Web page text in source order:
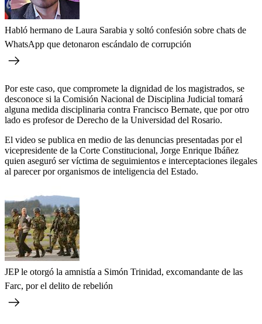
Habló hermano de Laura Sarabia y soltó confesión sobre chats de
WhatsApp que detonaron escándalo de corrupción
Por este caso, que compromete la dignidad de los magistrados, se
desconoce si la Comisión Nacional de Disciplina Judicial tomará
alguna medida disciplinaria contra Francisco Bernate, que por otro
lado es profesor de Derecho de la Universidad del Rosario.
El video se publica en medio de las denuncias presentadas por el
vicepresidente de la Corte Constitucional, Jorge Enrique Ibáñez
quien aseguró ser víctima de seguimientos e interceptaciones ilegales
al parecer por organismos de inteligencia del Estado.
JEP le otorgó la amnistía a Simón Trinidad, excomandante de las
Farc, por el delito de rebelión